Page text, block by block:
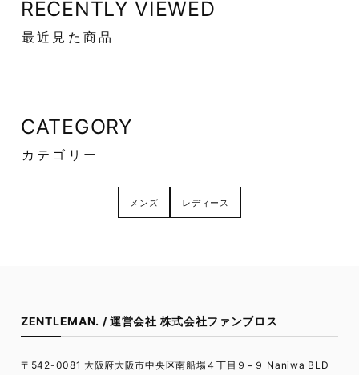
RECENTLY VIEWED
最近見た商品
CATEGORY
カテゴリー
メンズ レディース
ZENTLEMAN. / 運営会社 株式会社ファンブロス
〒542-0081 大阪府大阪市中央区南船場４丁目９−９ Naniwa BLD